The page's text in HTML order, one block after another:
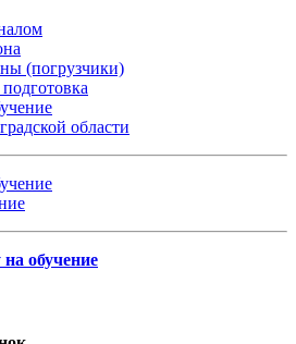
(погрузчики)
области
обучение